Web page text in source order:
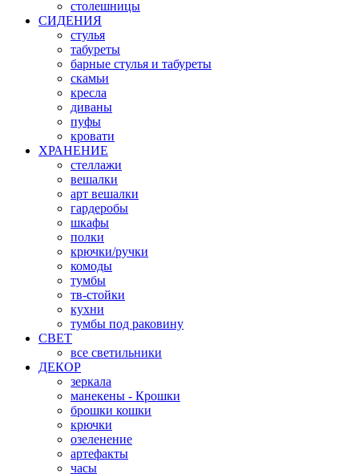
столешницы
СИДЕНИЯ
стулья
табуреты
барные стулья и табуреты
скамьи
кресла
диваны
пуфы
кровати
ХРАНЕНИЕ
стеллажи
вешалки
арт вешалки
гардеробы
шкафы
полки
крючки/ручки
комоды
тумбы
тв-стойки
кухни
тумбы под раковину
СВЕТ
все светильники
ДЕКОР
зеркала
манекены - Крошки
брошки кошки
крючки
озеленение
артефакты
часы